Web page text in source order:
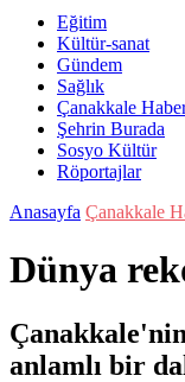
Eğitim
Kültür-sanat
Gündem
Sağlık
Çanakkale
Şehrin Burada
Sosyo Kültür
Röportajlar
Anasayfa Çanakkale
Dünya
anlamlı bir